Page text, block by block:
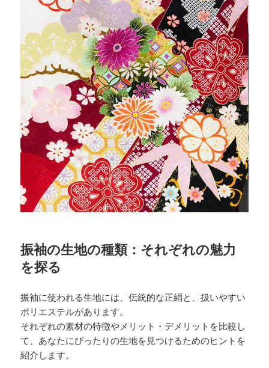
振袖の生地の種類：それぞれの魅力
を探る
振袖に使われる生地には、伝統的な正絹と、扱いやすい
ポリエステルがあります。
それぞれの素材の特徴やメリット・デメリットを比較し
て、あなたにぴったりの生地を見つけるためのヒントを
紹介します。